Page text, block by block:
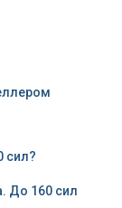
сил?
До 160 сил